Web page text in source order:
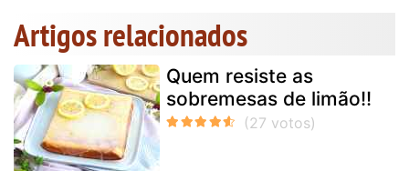
Artigos relacionados
Quem resiste as
sobremesas de limão!!